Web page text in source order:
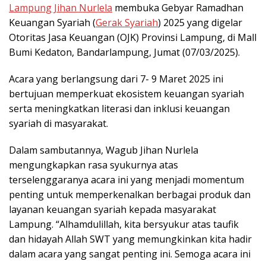
Lampung Jihan Nurlela membuka Gebyar Ramadhan
Keuangan Syariah (Gerak Syariah) 2025 yang digelar
Otoritas Jasa Keuangan (OJK) Provinsi Lampung, di Mall
Bumi Kedaton, Bandarlampung, Jumat (07/03/2025).
Acara yang berlangsung dari 7- 9 Maret 2025 ini
bertujuan memperkuat ekosistem keuangan syariah
serta meningkatkan literasi dan inklusi keuangan
syariah di masyarakat.
Dalam sambutannya, Wagub Jihan Nurlela
mengungkapkan rasa syukurnya atas
terselenggaranya acara ini yang menjadi momentum
penting untuk memperkenalkan berbagai produk dan
layanan keuangan syariah kepada masyarakat
Lampung. “Alhamdulillah, kita bersyukur atas taufik
dan hidayah Allah SWT yang memungkinkan kita hadir
dalam acara yang sangat penting ini. Semoga acara ini